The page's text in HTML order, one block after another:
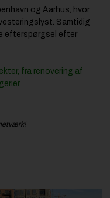
og Aarhus, hvor
Samtidig
efterspørgsel efter
fra renovering af